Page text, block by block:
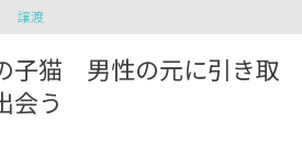
譲渡
子猫 男性の元に引き取
会う